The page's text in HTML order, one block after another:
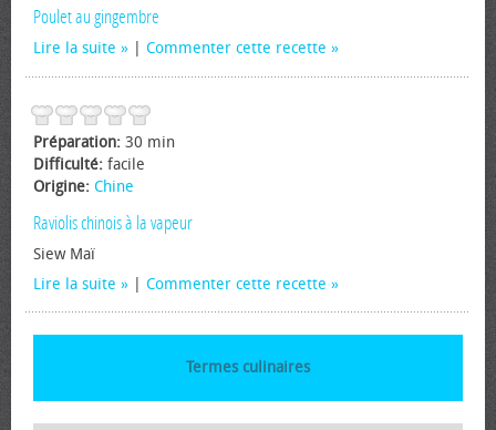
Poulet au gingembre
Lire la suite Commenter cette recette
Préparation: 30 min
Difficulté: facile
Origine: Chine
Raviolis chinois à la vapeur
Siew Maï
Lire la suite
Commenter cette recette
Termes culinaires